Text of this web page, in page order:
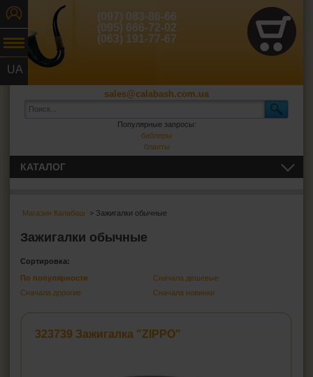
UA
(097) 083-86-66
(095) 666-72-02
(063) 191-77-67
sales@calabash.com.ua
Популярные запросы:
баблеры
бланты
Магазин Калабаш > Зажигалки обычные
Зажигалки обычные
Сортировка:
По популярности
Сначала дешевые
Сначала дорогие
Сначала новинки
323739 Зажигалка "ZIPPO"
КАТАЛОГ
ЗАЖИГАЛКИ
Зажигалка Cricket